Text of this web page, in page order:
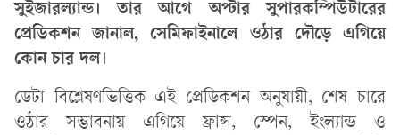
সুইজারল্যান্ড। তার আগে অপ্টার সুপারকম্পিউটারের
প্রেডিকশন জানাল, সেমিফাইনালে ওঠার দৌড়ে এগিয়ে
কোন চার দল।
ডেটা বিশ্লেষণভিত্তিক এই প্রেডিকশন অনুযায়ী, শেষ চারে
ওঠার সম্ভাবনায় এগিয়ে ফ্রান্স, স্পেন, ইংল্যান্ড ও